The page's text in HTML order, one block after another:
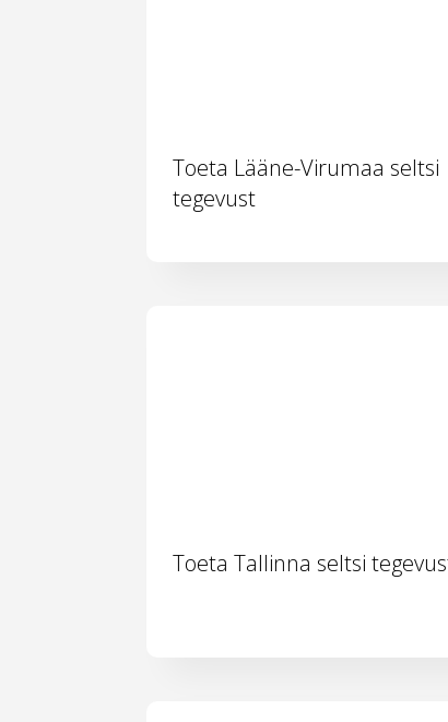
Toeta Lääne-Virumaa seltsi
tegevust
Toeta Tallinna seltsi